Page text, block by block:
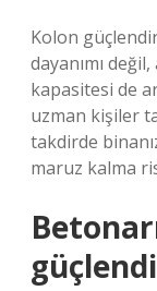
Kolon
dayanımı
kapasitesi de
uzman kişiler
takdirde
maruz kalma